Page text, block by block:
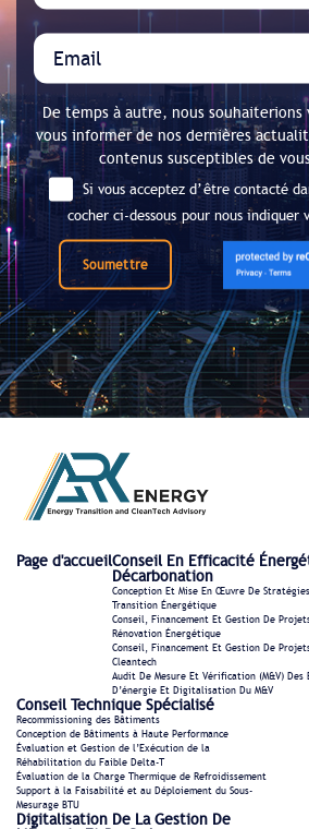
De temps à autre, nous
vous informer de nos dernières
contenus susceptibles de
Si vous acceptez d’être contacté
cocher ci-dessous pour nous indiquer
Soumettre
Page d'accueilConseil En Efficacité
Décarbonation
Conception Et Mise En Œuvre De
Transition Énergétique
Conseil, Financement Et Gestion De
Rénovation Énergétique
Conseil, Financement Et Gestion De
Cleantech
Audit De Mesure Et Vérification (M&V) Des
D’énergie Et Digitalisation Du M&V
Conseil Technique Spécialisé
Recommissioning des Bâtiments
Conception de Bâtiments à Haute Performance
Évaluation et Gestion de l’Exécution de la
Réhabilitation du Faible Delta-T
Évaluation de la Charge Thermique de Refroidissement
Support à la Faisabilité et au Déploiement du Sous-
Mesurage BTU
Digitalisation De La Gestion De